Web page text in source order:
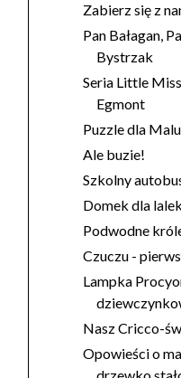
Zabierz się z
Pan Bałagan,
Bystrzak
Seria Little
Egmont
Puzzle dla
Ale buzie!
Szkolny
Domek dla
Podwodne
Czuczu -
Lampka
Nasz Cricco-
Opowieści o